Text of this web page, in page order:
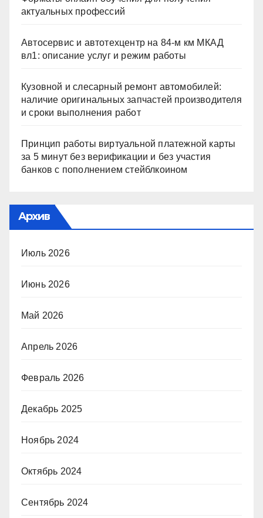
актуальных профессий
Автосервис и автотехцентр на 84-м км МКАД
вл1: описание услуг и режим работы
Кузовной и слесарный ремонт автомобилей:
наличие оригинальных запчастей производителя
и сроки выполнения работ
Принцип работы виртуальной платежной карты
за 5 минут без верификации и без участия
банков с пополнением стейблкоином
Архив
Июль 2026
Июнь 2026
Май 2026
Апрель 2026
Февраль 2026
Декабрь 2025
Ноябрь 2024
Октябрь 2024
Сентябрь 2024